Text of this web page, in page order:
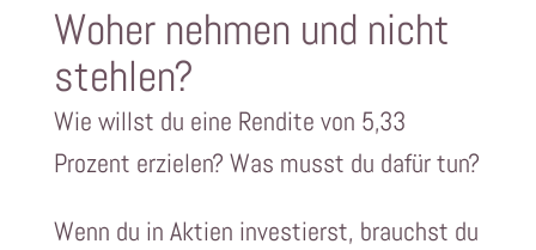
Woher nehmen und nicht
stehlen?
Wie willst du eine Rendite von 5,33
Prozent erzielen? Was musst du dafür tun?
Wenn du in Aktien investierst, brauchst du